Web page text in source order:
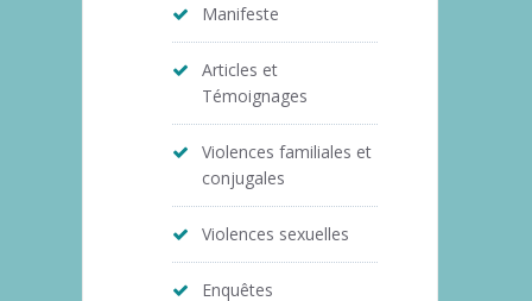
Manifeste
Articles et
Témoignages
Violences familiales et
conjugales
Violences sexuelles
Enquêtes